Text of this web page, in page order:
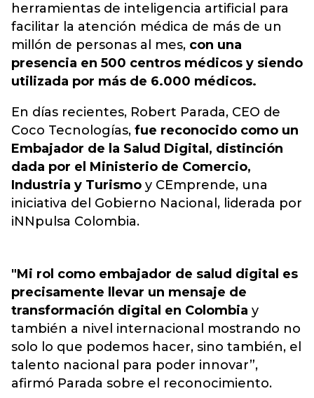
herramientas de inteligencia artificial para
facilitar la atención médica de más de un
millón de personas al mes, con una
presencia en 500 centros médicos y siendo
utilizada por más de 6.000 médicos.
En días recientes, Robert Parada, CEO de
Coco Tecnologías, fue reconocido como un
Embajador de la Salud Digital, distinción
dada por el Ministerio de Comercio,
Industria y Turismo y CEmprende, una
iniciativa del Gobierno Nacional, liderada por
iNNpulsa Colombia.
"Mi rol como embajador de salud digital es
precisamente llevar un mensaje de
transformación digital en Colombia y
también a nivel internacional mostrando no
solo lo que podemos hacer, sino también, el
talento nacional para poder innovar”,
afirmó Parada sobre el reconocimiento.